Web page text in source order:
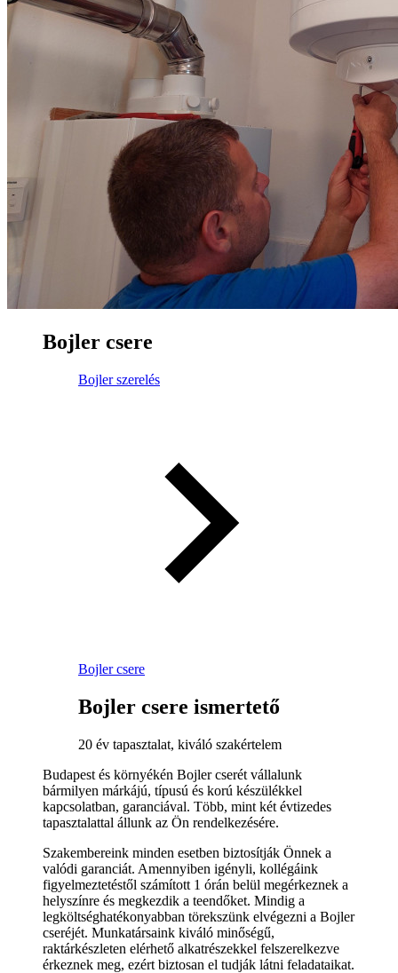
Bojler csere
Bojler szerelés
Bojler csere
Bojler csere ismertető
20 év tapasztalat, kiváló szakértelem
Budapest és környékén Bojler cserét vállalunk
bármilyen márkájú, típusú és korú készülékkel
kapcsolatban, garanciával. Több, mint két évtizedes
tapasztalattal állunk az Ön rendelkezésére.
Szakembereink minden esetben biztosítják Önnek a
valódi garanciát. Amennyiben igényli, kollégáink
figyelmeztetéstől számított 1 órán belül megérkeznek a
helyszínre és megkezdik a teendőket. Mindig a
legköltséghatékonyabban törekszünk elvégezni a Bojler
cseréjét. Munkatársaink kiváló minőségű,
raktárkészleten elérhető alkatrészekkel felszerelkezve
érkeznek meg, ezért biztosan el tudják látni feladataikat.